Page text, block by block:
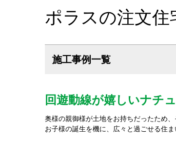
ポラスの注文住
施工事例一覧
回遊動線が嬉しいナチ
奥様の親御様が土地をお持ちだったため
お子様の誕生を機に、広々と過ごせる住ま